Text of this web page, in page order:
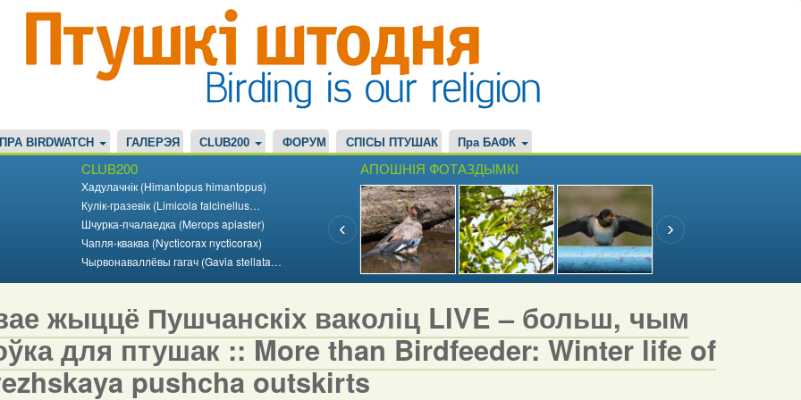
ПРА BIRDWATCH ГАЛЕРЭЯ CLUB200 ФОРУМ СПІСЫ ПТУШАК Пра БАФК
CLUB200
Хадулачнік (Himantopus himantopus)
Кулік-гразевік (Limicola falcinellus…
Шчурка-пчалаедка (Merops apiaster)
Чапля-кваква (Nycticorax nycticorax)
Чырвонаваллёвы гагач (Gavia stellata…
АПОШНІЯ ФОТАЗДЫМКІ
жыццё Пушчанскіх ваколіц LIVE – больш, чым
для птушак :: More than Birdfeeder: Winter life of
pushcha outskirts